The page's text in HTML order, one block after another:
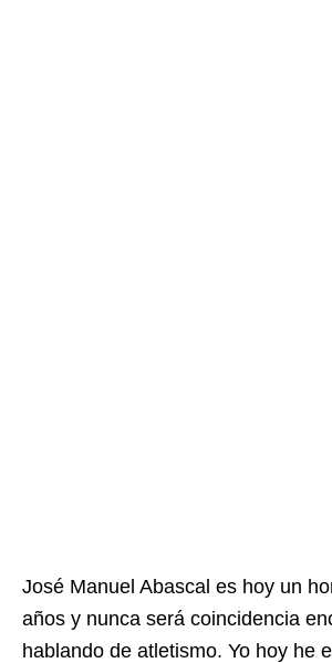
José Manuel Abascal es hoy un
años y nunca será coincidencia
hablando de atletismo. Yo hoy he